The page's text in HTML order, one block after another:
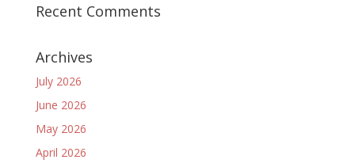
Recent Comments
Archives
July 2026
June 2026
May 2026
April 2026